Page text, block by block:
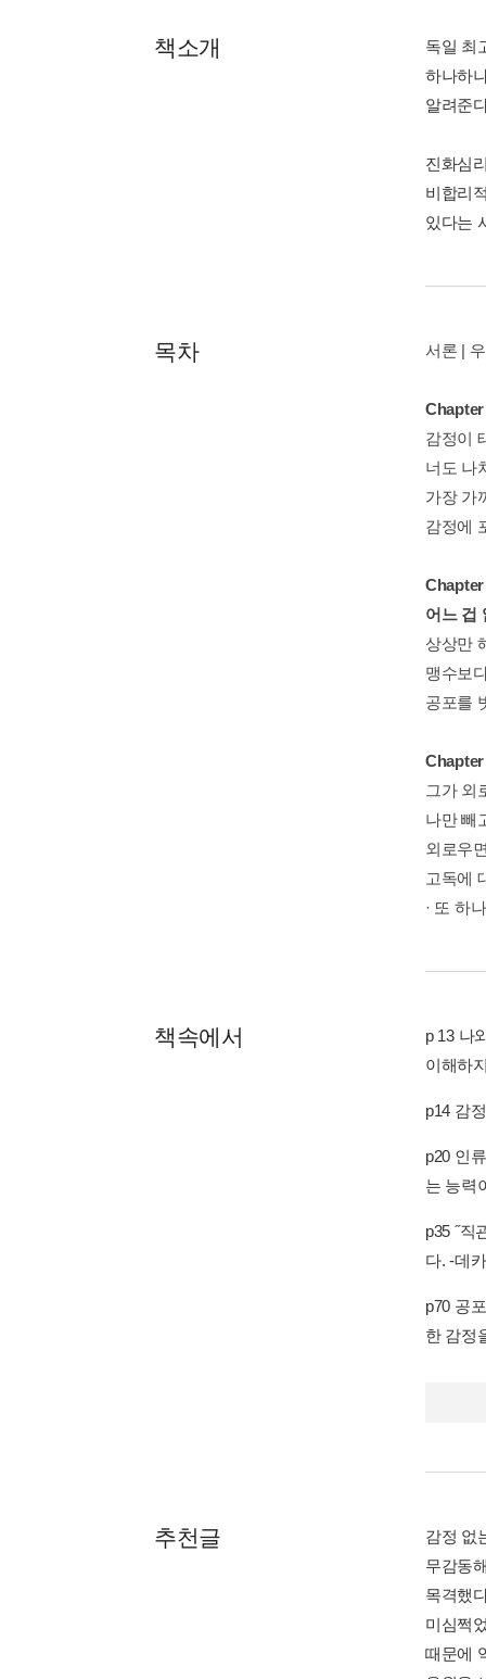
책소개
독일 최
하나하
알려준
진화심
비합리
있다는
목차 서론 |
Chapter
감정이
너도 나
가장 가
감정에
Chapter
어느 겁
상상만
맹수보
공포를
Chapter
그가 외
나만 빼
외로우
고독에
· 또 하
책속에서
p 13 나
이해하
p14 감
p20 인
는 능력
p35 ˝직
다. -데
p70 공
한 감정
추천글
감정 없
무감동
목격했
미심쩍
때문에